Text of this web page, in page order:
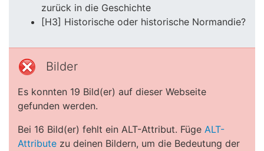
zurück in die Geschichte
[H3] Historische oder historische Normandie?
Bilder
Es konnten 19 Bild(er) auf dieser Webseite
gefunden werden.
Bei 16 Bild(er) fehlt ein ALT-Attribut. Füge ALT-
Attribute zu deinen Bildern, um die Bedeutung der